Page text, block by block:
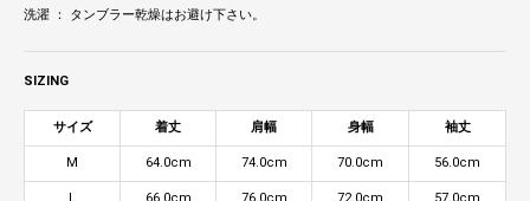
洗濯 ： タンブラー乾燥はお避け下さい。
SIZING
サイズ 着丈 肩幅 身幅 袖丈
M 64.0cm 74.0cm 70.0cm 56.0cm